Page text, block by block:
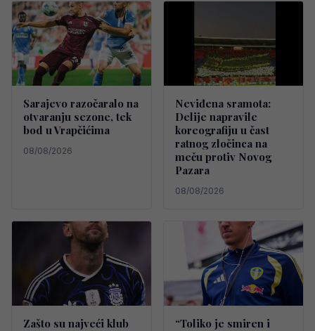
Sarajevo razočaralo na
otvaranju sezone, tek
bod u Vrapčićima
08/08/2026
Neviđena sramota:
Delije napravile
koreografiju u čast
ratnog zločinca na
meču protiv Novog
Pazara
08/08/2026
Zašto su najveći klub
“Toliko je smiren i